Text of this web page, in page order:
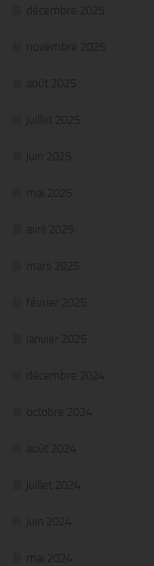
décembre 2025
novembre 2025
août 2025
juillet 2025
juin 2025
mai 2025
avril 2025
mars 2025
février 2025
janvier 2025
décembre 2024
octobre 2024
août 2024
juillet 2024
juin 2024
mai 2024